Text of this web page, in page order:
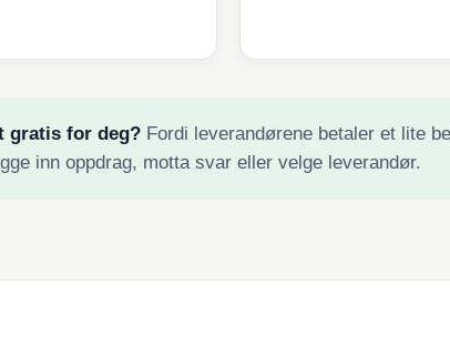
gratis for deg? Fordi leverandørene betaler et lite
inn oppdrag, motta svar eller velge leverandør.